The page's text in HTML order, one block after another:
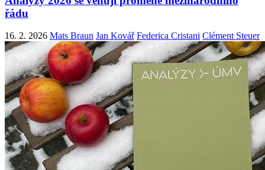
řádu
16. 2. 2026 Mats Braun Jan Kovář Federica Cristani Clément Steuer